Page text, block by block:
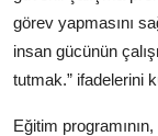
görev yapmasını
insan gücünün
tutmak.” ifadelerini
Eğitim